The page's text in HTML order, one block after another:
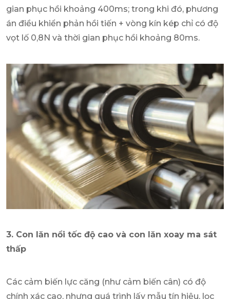
gian phục hồi khoảng 400ms; trong khi đó, phương
án điều khiển phản hồi tiến + vòng kín kép chỉ có độ
vọt lố 0,8N và thời gian phục hồi khoảng 80ms.
3. Con lăn nổi tốc độ cao và con lăn xoay ma sát
thấp
Các cảm biến lực căng (như cảm biến cân) có độ
chính xác cao, nhưng quá trình lấy mẫu tín hiệu, lọc